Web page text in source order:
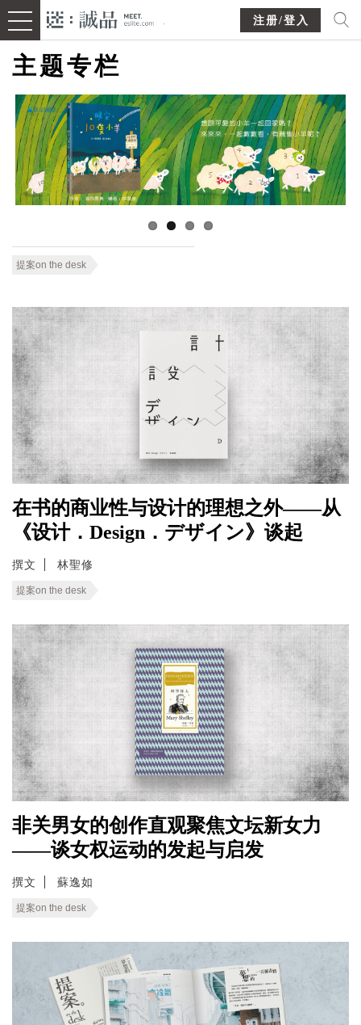
注册/登入
主题专栏
提案on the desk
在书的商业性与设计的理想之外——从
《设计．Design．デザイン》谈起
撰文 林聖修
提案on the desk
非关男女的创作直观聚焦文坛新女力
——谈女权运动的发起与启发
撰文 蘇逸如
提案on the desk